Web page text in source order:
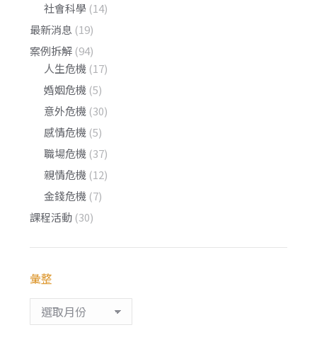
社會科學 (14)
最新消息 (19)
案例拆解 (94)
人生危機 (17)
婚姻危機 (5)
意外危機 (30)
感情危機 (5)
職場危機 (37)
親情危機 (12)
金錢危機 (7)
課程活動 (30)
彙整
整